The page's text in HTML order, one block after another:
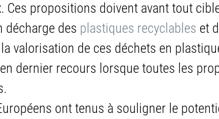
Ces propositions doivent avant tout
décharge des plastiques recyclables et
valorisation de ces déchets en
dernier recours lorsque toutes les
ont tenus à souligner le